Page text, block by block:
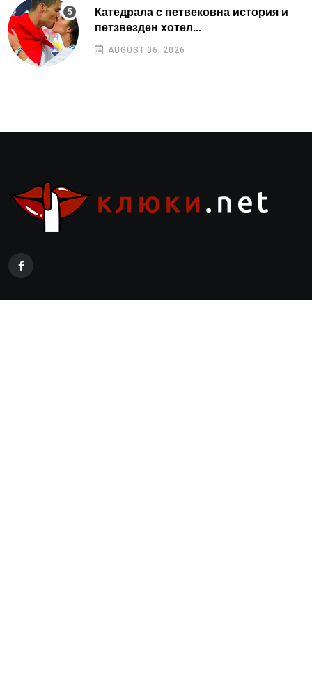
Катедрала с петвековна история и
петзвезден хотел...
AUGUST 06, 2026